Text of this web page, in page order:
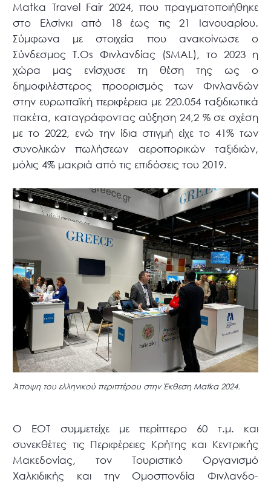
Μatka Travel Fair 2024, που πραγματοποιήθηκε
στο Ελσίνκι από 18 έως τις 21 Ιανουαρίου.
Σύμφωνα με στοιχεία που ανακοίνωσε ο
Σύνδεσμος Τ.Οs Φινλανδίας (SMAL), το 2023 η
χώρα μας ενίσχυσε τη θέση της ως ο
δημοφιλέστερος προορισμός των Φινλανδών
στην ευρωπαϊκή περιφέρεια με 220.054 ταξιδιωτικά
πακέτα, καταγράφοντας αύξηση 24,2 % σε σχέση
με το 2022, ενώ την ίδια στιγμή είχε το 41% των
συνολικών πωλήσεων αεροπορικών ταξιδιών,
μόλις 4% μακριά από τις επιδόσεις του 2019.
Άποψη του ελληνικού περιπτέρου στην Έκθεση Μatka 2024.
Ο ΕΟΤ συμμετείχε με περίπτερο 60 τ.μ. και
συνεκθέτες τις Περιφέρειες Κρήτης και Κεντρικής
Μακεδονίας, τον Τουριστικό Οργανισμό
Χαλκιδικής και την Ομοσπονδία Φινλανδο-